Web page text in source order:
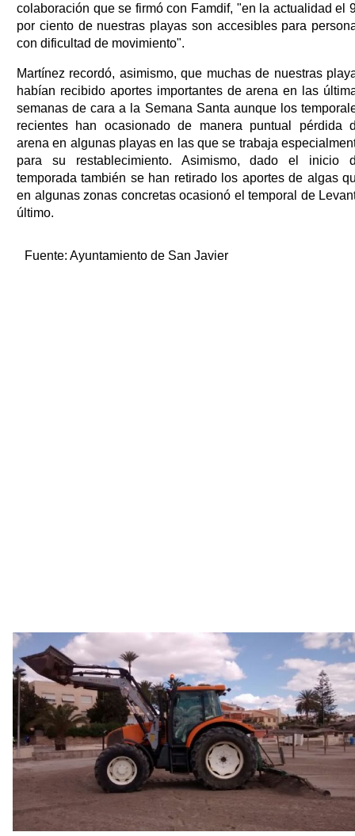
colaboración que se firmó con Famdif, "en la actualidad el
por ciento de nuestras playas son accesibles para
con dificultad de movimiento".
Martínez recordó, asimismo, que muchas de nuestras
habían recibido aportes importantes de arena en las
semanas de cara a la Semana Santa aunque los
recientes han ocasionado de manera puntual pérdida
arena en algunas playas en las que se trabaja
para su restablecimiento. Asimismo, dado el inicio
temporada también se han retirado los aportes de algas
en algunas zonas concretas ocasionó el temporal de
último.
Fuente: Ayuntamiento de San Javier